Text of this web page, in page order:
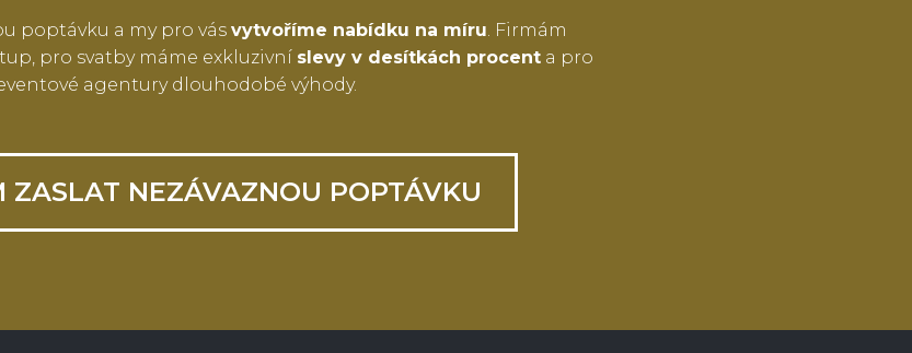
poptávku a my pro vás vytvoříme nabídku na míru. Firmám
pro svatby máme exkluzivní slevy v desítkách procenta pro
agentury dlouhodobé výhody.
ZASLAT NEZÁVAZNOU POPTÁVKU